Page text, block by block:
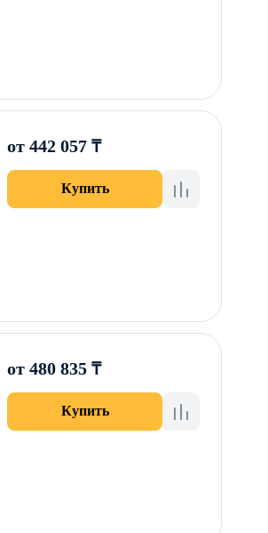
от 442 057 ₸
Купить
от 480 835 ₸
Купить